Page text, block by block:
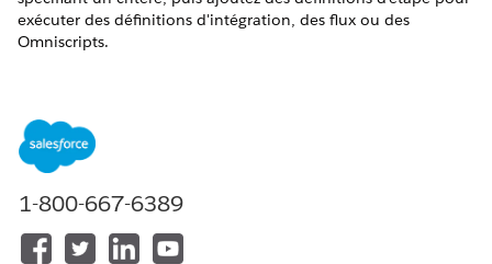
exécuter des définitions d'intégration, des flux ou des
Omniscripts.
Regardez cette vidéo pour comprendre le fonctionnement de
Gestion des phases pour Financial Services Cloud.
1-800-667-6389